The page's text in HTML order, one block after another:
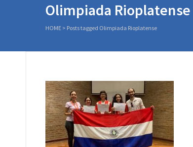
Olimpiada Rioplatense
HOME > Posts tagged Olimpiada Rioplatense